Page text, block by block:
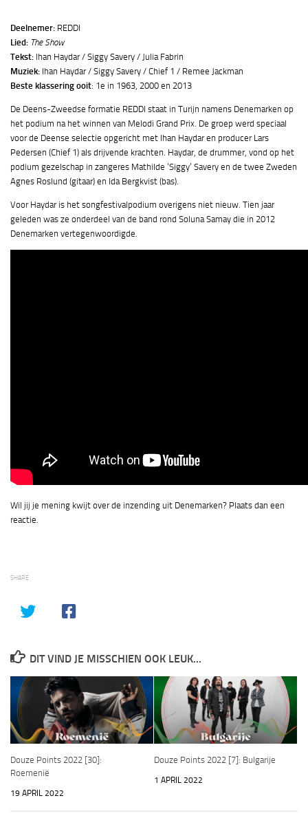
Deelnemer: REDDI
Lied: The Show
Tekst: Ihan Haydar / Siggy Savery / Julia Fabrin
Muziek: Ihan Haydar / Siggy Savery / Chief 1 / Remee Jackman
Beste klassering ooit: 1e in 1963, 2000 en 2013
De Deens-Zweedse formatie REDDI staat in Turijn namens Denemarken op
het podium na het winnen van Melodi Grand Prix. De groep werd speciaal
voor de Deense selectie opgericht met Ihan Haydar en producer Lars
Pedersen (Chief 1) als drijvende krachten. Haydar, de drummer, vond op het
podium gezelschap in zangeres Mathilde ‘Siggy’ Savery en de twee Zweden
Agnes Roslund (gitaar) en Ida Bergkvist (bas).
Voor Haydar is het songfestivalpodium overigens niet nieuw. Tien jaar
geleden was ze onderdeel van de band rond Soluna Samay die in 2012
Denemarken vertegenwoordigde.
Wil jij je mening kwijt over de inzending uit Denemarken? Plaats dan een
reactie.
SHARE
DIT VIND JE MISSCHIEN OOK LEUK...
Douze Points 2022 [30]:
Roemenië
19 APRIL 2022
Douze Points 2022 [7]: Bulgarije
1 APRIL 2022